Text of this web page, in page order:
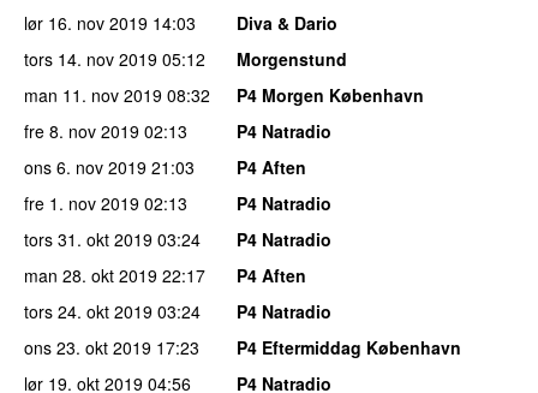
lør 16. nov 2019 14:03
Diva & Dario
tors 14. nov 2019 05:12
Morgenstund
man 11. nov 2019 08:32
P4 Morgen København
fre 8. nov 2019 02:13
P4 Natradio
ons 6. nov 2019 21:03
P4 Aften
fre 1. nov 2019 02:13
P4 Natradio
tors 31. okt 2019 03:24
P4 Natradio
man 28. okt 2019 22:17
P4 Aften
tors 24. okt 2019 03:24
P4 Natradio
ons 23. okt 2019 17:23
P4 Eftermiddag København
lør 19. okt 2019 04:56
P4 Natradio